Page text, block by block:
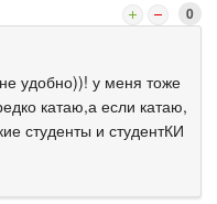
0
удобно))! у меня тоже
катаю,а если катаю,
студенты и студентКИ